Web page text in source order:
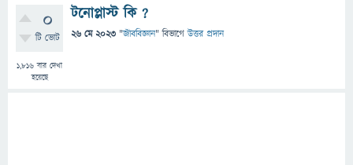
0
টি ভোট
1,816 বার দেখা
হয়েছে
টনোপ্লাস্ট কি ?
26 মে 2023 "জীববিজ্ঞান" বিভাগে উত্তর প্রদান